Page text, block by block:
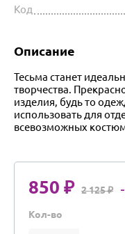
Код
Описание
Тесьма станет
творчества.
изделия, будь то
использовать для
всевозможных
850 ₽ 2 125 ₽
Кол-во